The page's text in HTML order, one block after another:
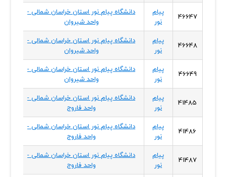
46647
پیام
نور
دانشگاه پیام نور استان خراسان شمالی -
واحد شیروان
46648
پیام
نور
دانشگاه پیام نور استان خراسان شمالی -
واحد شیروان
46649
پیام
نور
دانشگاه پیام نور استان خراسان شمالی -
واحد شیروان
41485
پیام
نور
دانشگاه پیام نور استان خراسان شمالی -
واحد فاروج
41486
پیام
نور
دانشگاه پیام نور استان خراسان شمالی -
واحد فاروج
41487
پیام
نور
دانشگاه پیام نور استان خراسان شمالی -
واحد فاروج